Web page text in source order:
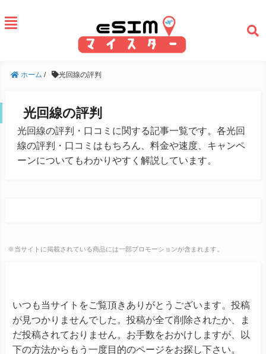
ホーム / 光回線の評判
光回線の評判
光回線の評判・口コミに関する記事一覧です。各光回
線の評判・口コミはもちろん、料金や速度、キャンペ
ーンについてもわかりやすく解説しています。
※当サイトに掲載されている商品には一部プロモーションが含まれます。
いつも当サイトをご覧頂きありがとうございます。投稿
が見つかりませんでした。投稿が全て削除されたか、ま
だ投稿されておりません。お手数をおかけしますが、以
下の方法からもう一度目的のページをお探し下さい。